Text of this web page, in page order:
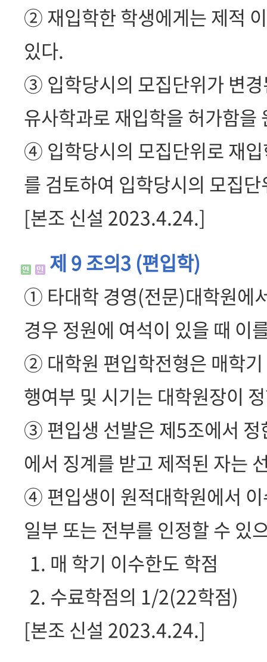
② 재입학한 학생에게는 제적
있다.
③ 입학당시의 모집단위가 변
유사학과로 재입학을 허가함을
④ 입학당시의 모집단위로 재
를 검토하여 입학당시의 모집
[본조 신설 2023.4.24.]
제 9 조의3 (편입학)
① 타대학 경영(전문)대학원에
경우 정원에 여석이 있을 때 이
② 대학원 편입학전형은 매학
행여부 및 시기는 대학원장이
③ 편입생 선발은 제5조에서 정
에서 징계를 받고 제적된 자는
④ 편입생이 원적대학원에서
일부 또는 전부를 인정할 수 있
1. 매 학기 이수한도 학점
2. 수료학점의 1/2(22학점)
[본조 신설 2023.4.24.]